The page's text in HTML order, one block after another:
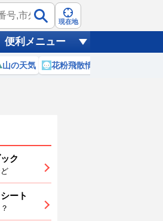
現在地
便利メニュー
山の天気 花粉飛散情報
8(土)
0
ク
ート